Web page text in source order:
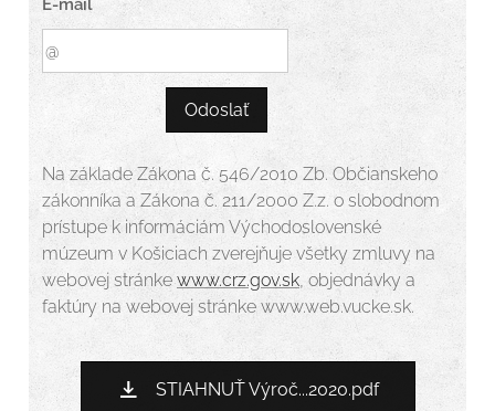
E-mail
Odoslať
Na základe Zákona č. 546/2010 Zb. Občianskeho
zákonníka a Zákona č. 211/2000 Z.z. o slobodnom
prístupe k informáciám Východoslovenské
múzeum v Košiciach zverejňuje všetky zmluvy na
webovej stránkewww.crz.gov.sk, objednávky a
faktúry na webovej stránke www.web.vucke.sk.
STIAHNUŤ Výroč...2020.pdf